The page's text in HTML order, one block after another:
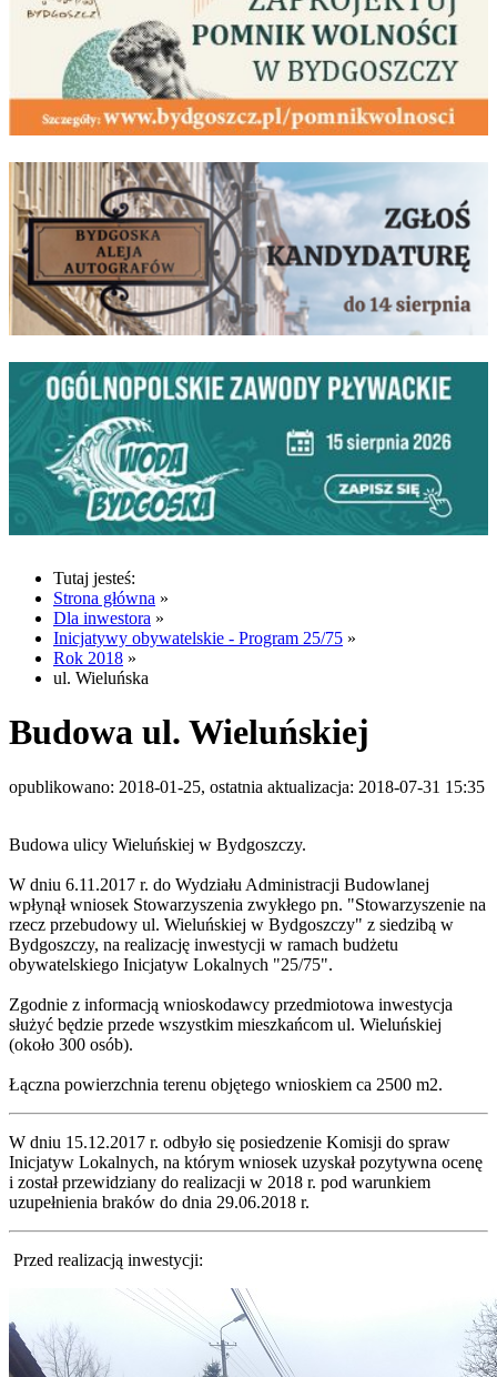
Tutaj jesteś:
Strona główna »
Dla inwestora »
Inicjatywy obywatelskie - Program 25/75 »
Rok 2018 »
ul. Wieluńska
Budowa ul. Wieluńskiej
opublikowano: 2018-01-25, ostatnia aktualizacja: 2018-07-31 15:35
Budowa ulicy Wieluńskiej w Bydgoszczy.
W dniu 6.11.2017 r. do Wydziału Administracji Budowlanej
wpłynął wniosek Stowarzyszenia zwykłego pn. "Stowarzyszenie na
rzecz przebudowy ul. Wieluńskiej w Bydgoszczy" z siedzibą w
Bydgoszczy, na realizację inwestycji w ramach budżetu
obywatelskiego Inicjatyw Lokalnych "25/75".
Zgodnie z informacją wnioskodawcy przedmiotowa inwestycja
służyć będzie przede wszystkim mieszkańcom ul. Wieluńskiej
(około 300 osób).
Łączna powierzchnia terenu objętego wnioskiem ca 2500 m2.
W dniu 15.12.2017 r. odbyło się posiedzenie Komisji do spraw
Inicjatyw Lokalnych, na którym wniosek uzyskał pozytywna ocenę
i został przewidziany do realizacji w 2018 r. pod warunkiem
uzupełnienia braków do dnia 29.06.2018 r.
Przed realizacją inwestycji: